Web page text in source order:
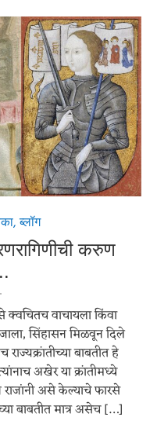
,ब्लॉग
करुण
वाचायला किंवा
सिंहासन मिळवून दिले
बाबतीत हे
अखेर या क्रांतीमध्ये
असे केल्याचे फारसे
बाबतीत मात्र असेच […]